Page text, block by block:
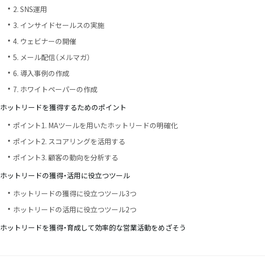
2. SNS運用
3. インサイドセールスの実施
4. ウェビナーの開催
5. メール配信（メルマガ）
6. 導入事例の作成
7. ホワイトペーパーの作成
ホットリードを獲得するためのポイント
ポイント1. MAツールを用いたホットリードの明確化
ポイント2. スコアリングを活用する
ポイント3. 顧客の動向を分析する
ホットリードの獲得・活用に役立つツール
ホットリードの獲得に役立つツール3つ
ホットリードの活用に役立つツール2つ
ホットリードを獲得・育成して効率的な営業活動をめざそう